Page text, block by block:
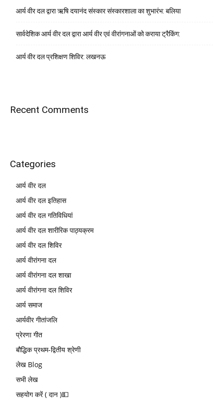
आर्य वीर दल द्वारा ऋषि दयानंद संस्कार संस्कारशाला का शुभारंभ: बलिया
सार्वदेशिक आर्य वीर दल द्वारा आर्य वीर एवं वीरांगनाओं को कराया ट्रैकिंग:
आर्य वीर दल प्रशिक्षण शिविर: लखनऊ
Recent Comments
Categories
आर्य वीर दल
आर्य वीर दल इतिहास
आर्य वीर दल गतिविधियां
आर्य वीर दल शारीरिक पाठ्यक्रम
आर्य वीर दल शिविर
आर्य वीरांगना दल
आर्य वीरांगना दल शाखा
आर्य वीरांगना दल शिविर
आर्य समाज
आर्यवीर गीतांजलि
प्रेरणा गीत
बौद्धिक प्रथम-द्वितीय श्रेणी
लेख Blog
सभी लेख
सहयोग करें ( दान )💵